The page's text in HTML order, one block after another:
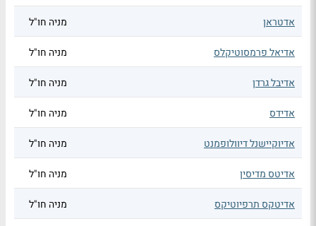
אדטראן מניה חו"ל
אדיאל פרמסוטיקלס מניה חו"ל
אדיבל גרדן מניה חו"ל
אדידס מניה חו"ל
אדיוקיישנל דיוולופמנט מניה חו"ל
אדיטס מדיסין מניה חו"ל
אדיטקס תרפיוטיקס מניה חו"ל